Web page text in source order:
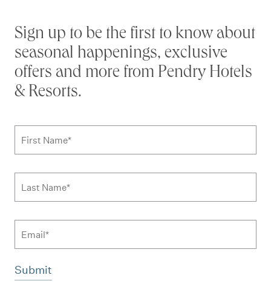
Stay connected
Sign up to be the first to know about
seasonal happenings, exclusive
offers and more from Pendry Hotels
& Resorts.
Subscribe to news form